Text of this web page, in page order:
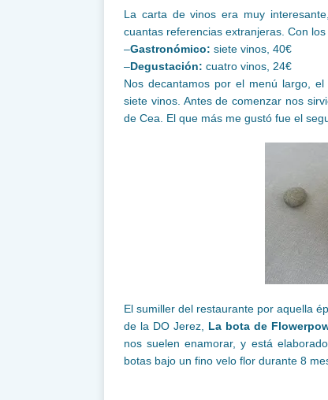
La carta de vinos era muy
cuantas referencias extranjeras. Con
–Gastronómico: siete vinos, 40€
–Degustación: cuatro vinos, 24€
Nos decantamos por el menú largo,
siete vinos. Antes de comenzar nos
de Cea. El que más me gustó fue el
El sumiller del restaurante por aquella
de la DO Jerez, La bota de
nos suelen enamorar, y está
botas bajo un fino velo flor durante 8